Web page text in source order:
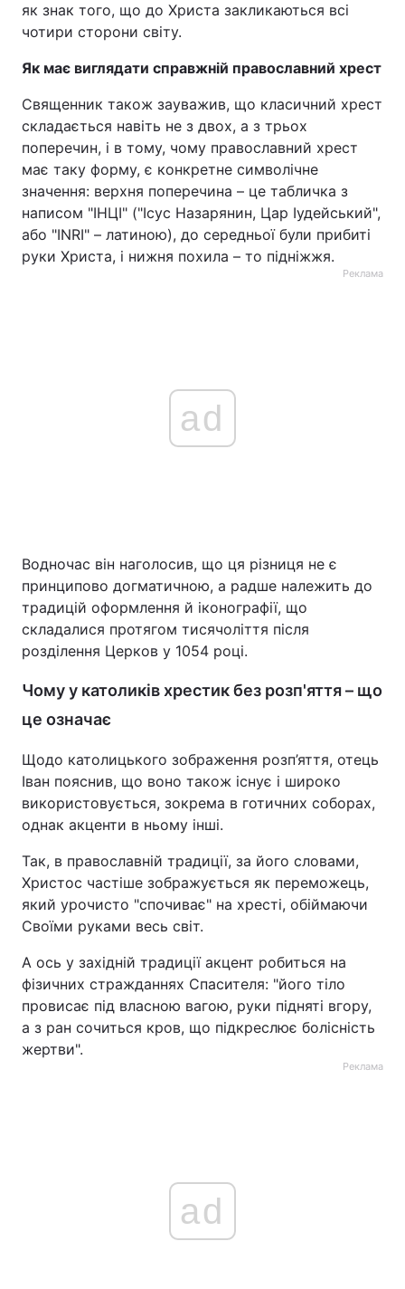
як знак того, що до Христа закликаються всі
чотири сторони світу.
Як має виглядати справжній православний хрест
Священник також зауважив, що класичний хрест
складається навіть не з двох, а з трьох
поперечин, і в тому, чому православний хрест
має таку форму, є конкретне символічне
значення: верхня поперечина – це табличка з
написом "ІНЦІ" ("Ісус Назарянин, Цар Іудейський",
або "INRI" – латиною), до середньої були прибиті
руки Христа, і нижня похила – то підніжжя.
Реклама
ad
Водночас він наголосив, що ця різниця не є
принципово догматичною, а радше належить до
традицій оформлення й іконографії, що
складалися протягом тисячоліття після
розділення Церков у 1054 році.
Чому у католиків хрестик без розп'яття – що
це означає
Щодо католицького зображення розп’яття, отець
Іван пояснив, що воно також існує і широко
використовується, зокрема в готичних соборах,
однак акценти в ньому інші.
Так, в православній традиції, за його словами,
Христос частіше зображується як переможець,
який урочисто "спочиває" на хресті, обіймаючи
Своїми руками весь світ.
А ось у західній традиції акцент робиться на
фізичних стражданнях Спасителя: "його тіло
провисає під власною вагою, руки підняті вгору,
а з ран сочиться кров, що підкреслює болісність
жертви".
Реклама
ad